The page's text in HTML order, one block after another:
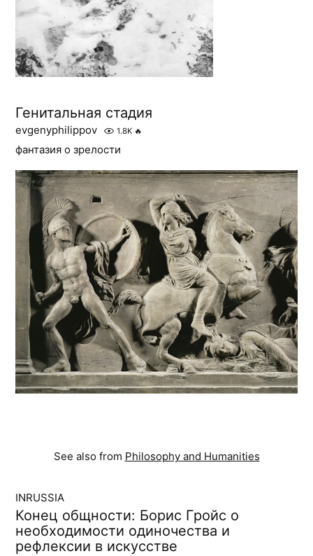
Генитальная стадия
evgenyphilippov 1.8K 🔥
фантазия о зрелости
See also from Philosophy and Humanities
INRUSSIA
Конец общности: Борис Гройс о
необходимости одиночества и
рефлексии в искусстве